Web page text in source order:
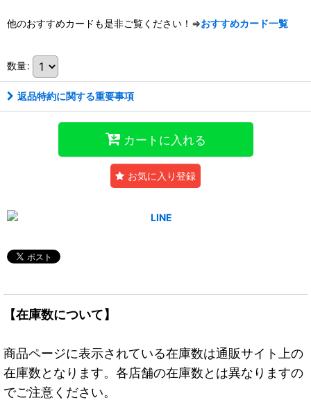
他のおすすめカードも是非ご覧ください！⇒おすすめカード一覧
数量:
返品特約に関する重要事項
カートに入れる
お気に入り登録
【在庫数について】
商品ページに表示されている在庫数は通販サイト上の
在庫数となります。各店舗の在庫数とは異なりますの
でご注意ください。